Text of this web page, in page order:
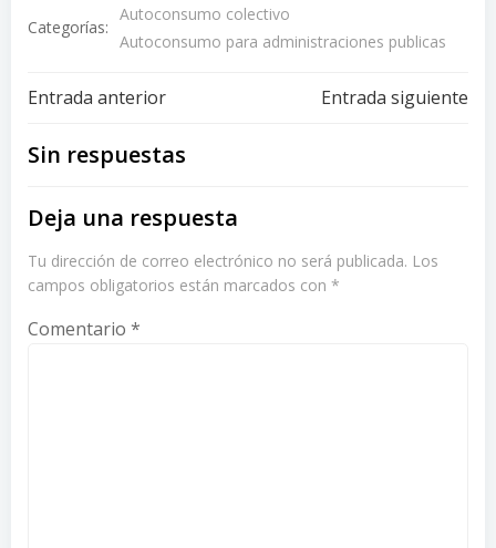
Categorías:
Autoconsumo colectivo
Autoconsumo para administraciones publicas
Navegación
de
entradas
Entrada anterior
Navegación
Entrada siguiente
Sin respuestas
Deja una respuesta
Tu dirección de correo electrónico no será publicada. Los
campos obligatorios están marcados con *
Comentario *